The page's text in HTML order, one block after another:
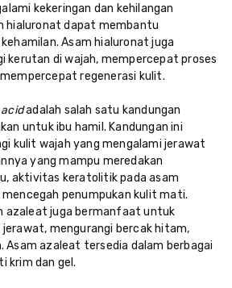
kekeringan dan kehilangan
hialuronat dapat membantu
Asam hialuronat juga
kerutan di wajah, mempercepat proses
regenerasi kulit.
acidadalah salah satu kandungan
untuk ibu hamil. Kandungan ini
kulit wajah yang mengalami jerawat
yang mampu meredakan
aktivitas keratolitik pada asam
penumpukan kulit mati.
azaleat juga bermanfaat untuk
mengurangi bercak hitam,
Asam azaleat tersedia dalam berbagai
krim dan gel.